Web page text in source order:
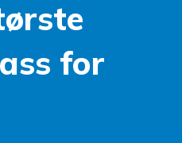
alt når det gjelder
et par gode
du også hos oss her
om
å klage på kjøpet
for